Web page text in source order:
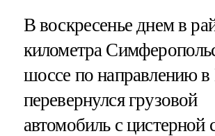
В воскресенье днем в
километра
шоссе по направлению
перевернулся грузовой
автомобиль с цистерной